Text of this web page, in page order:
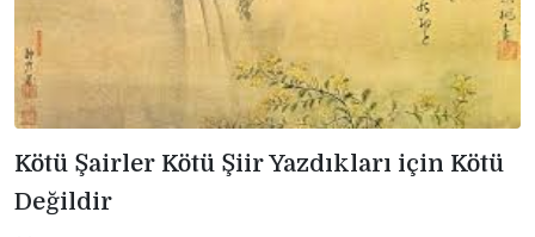
Kötü Şairler Kötü Şiir Yazdıkları için Kötü
Değildir